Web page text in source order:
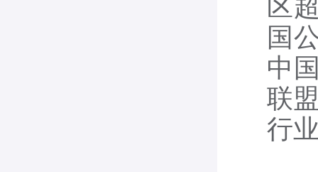
国
中
联
行